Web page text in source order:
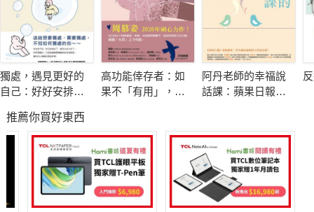
減少助人無力感、從鏡子效應裡看見被自己否認的那一塊、在互
惠失衡中學會設下界線、在內向外向的價值交換裡找到屬於自己
的社交方式。
當你慢慢學會區分「我是誰」與「別人要我成為誰」，不再只靠
導權。這不是一本叫你立刻勇敢改變一切的人生勵志書，而是陪
你誠實面對恐懼、內疚與不安，練習如何在關係與自我之間取得
平衡的心理使用說明書，帶著你從「當一個濫好人」走向「成為
一個自在而完整的人」。
獨處，遇見更好的
自己：好好安排你
設定人生的力量
高功能倖存者：如
果不「有用」，我
阿丹老師的幸福說
話課：蘋果日報專
課，教你不當句點
王，「說」出幸福
人生！
推薦你買好東西